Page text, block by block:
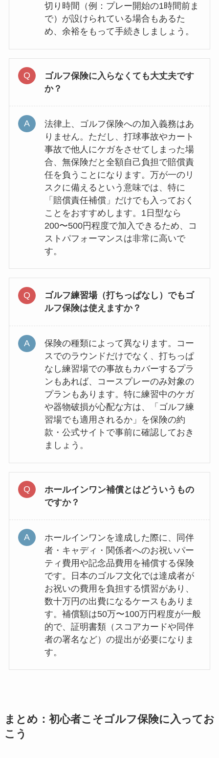
切り時間（例：プレー開始の1時間前ま
で）が設けられている場合もあるた
め、余裕をもって手続きしましょう。
ゴルフ保険に入らなくても大丈夫です
か？
法律上、ゴルフ保険への加入義務はあ
りません。ただし、打球事故やカート
事故で他人にケガをさせてしまった場
合、無保険だと全額自己負担で賠償責
任を負うことになります。万が一のリ
スクに備えるという意味では、特に
「賠償責任補償」だけでも入っておく
ことをおすすめします。1日型なら
200〜500円程度で加入できるため、コ
ストパフォーマンスは非常に高いで
す。
ゴルフ練習場（打ちっぱなし）でもゴ
ルフ保険は使えますか？
保険の種類によって異なります。コー
スでのラウンドだけでなく、打ちっぱ
なし練習場での事故もカバーするプラ
ンもあれば、コースプレーのみ対象の
プランもあります。特に練習中のケガ
や器物破損が心配な方は、「ゴルフ練
習場でも適用されるか」を保険の約
款・公式サイトで事前に確認しておき
ましょう。
ホールインワン補償とはどういうもの
ですか？
ホールインワンを達成した際に、同伴
者・キャディ・関係者へのお祝いパー
ティ費用や記念品費用を補償する保険
です。日本のゴルフ文化では達成者が
お祝いの費用を負担する慣習があり、
数十万円の出費になるケースもありま
す。補償額は50万〜100万円程度が一般
的で、証明書類（スコアカードや同伴
者の署名など）の提出が必要になりま
す。
まとめ：初心者こそゴルフ保険に入ってお
こう